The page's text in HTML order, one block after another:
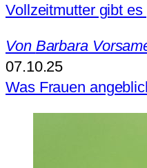
Vollzeitmutter gibt es
Von Barbara
07.10.25
Was Frauen